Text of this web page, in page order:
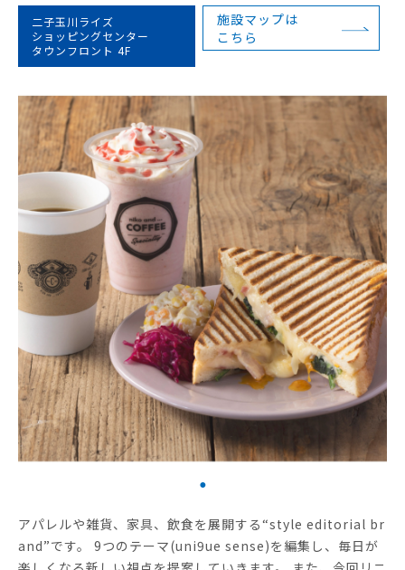
二子玉川ライズ
ショッピングセンター
タウンフロント 4F
施設マップは
こちら
アパレルや雑貨、家具、飲食を展開する“style editorial br
and”です。 9つのテーマ(uni9ue sense)を編集し、毎日が